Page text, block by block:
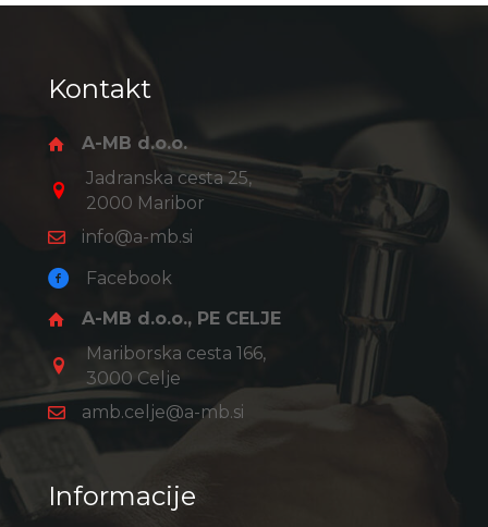
Kontakt
A-MB d.o.o.
Jadranska cesta 25,
2000 Maribor
info@a-mb.si
Facebook
A-MB d.o.o., PE CELJE
Mariborska cesta 166,
3000 Celje
amb.celje@a-mb.si
Informacije